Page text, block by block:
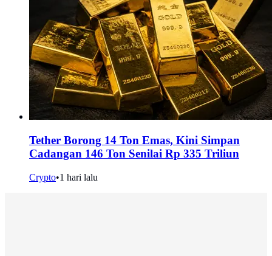
Tether Borong 14 Ton Emas, Kini Simpan
Cadangan 146 Ton Senilai Rp 335 Triliun
Crypto•1 hari lalu